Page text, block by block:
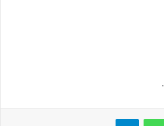
واتساب تيلقرام